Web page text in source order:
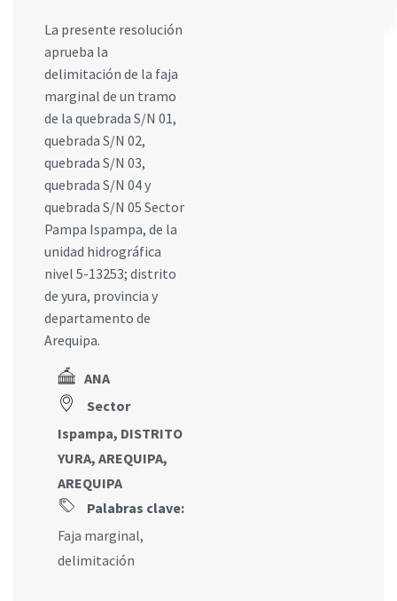
La presente resolución
aprueba la
delimitación de la faja
marginal de un tramo
de la quebrada S/N 01,
quebrada S/N 02,
quebrada S/N 03,
quebrada S/N 04 y
quebrada S/N 05 Sector
Pampa Ispampa, de la
unidad hidrográfica
nivel 5-13253; distrito
de yura, provincia y
departamento de
Arequipa.
ANA
Sector
Ispampa, DISTRITO
YURA, AREQUIPA,
AREQUIPA
Palabras clave:
Faja marginal,
delimitación